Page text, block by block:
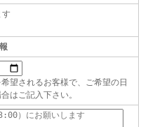
望されるお客様で、ご希望の日
はご記入下さい。